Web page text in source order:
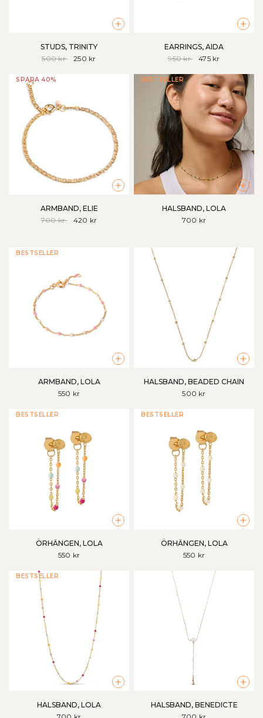
+
STUDS, TRINITY
500 kr
250 kr
+
EARRINGS, AIDA
950 kr
475 kr
SPARA 40%
+
ARMBAND, ELIE
700 kr
420 kr
BESTSELLER
+
HALSBAND, LOLA
700 kr
HITTA ETT BRA ERBJUDANDE
BESTSELLER
+
ARMBAND, LOLA
550 kr
+
HALSBAND, BEADED CHAIN
500 kr
BESTSELLER
+
ÖRHÄNGEN, LOLA
550 kr
BESTSELLER
+
ÖRHÄNGEN, LOLA
550 kr
BESTSELLER
+
HALSBAND, LOLA
+
HALSBAND, BENEDICTE